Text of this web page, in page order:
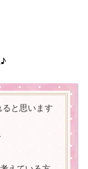
と思います